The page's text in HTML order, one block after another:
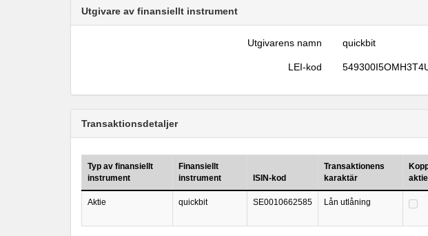
Utgivare av finansiellt instrument
Utgivarens namn quickbit
LEI-kod
Transaktionsdetaljer
Typ av finansiellt
instrument
Finansiellt
instrument
ISIN-kod
Transaktionens
karaktär
Aktie quickbit SE0010662585 Lån utlåning